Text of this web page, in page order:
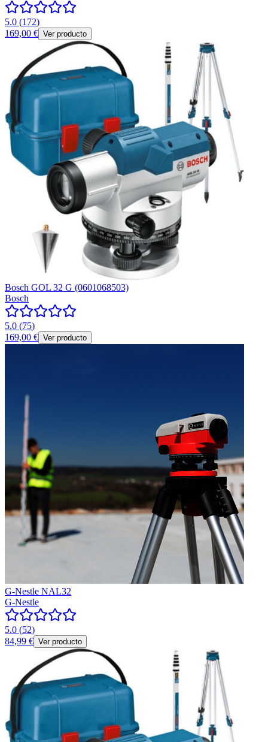
5.0 (172)
169,00 € Ver producto
Bosch GOL 32 G (0601068503)
Bosch
5.0 (75)
169,00 € Ver producto
G-Nestle NAL32
G-Nestle
5.0 (52)
84,99 € Ver producto